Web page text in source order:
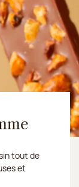
tout de
et